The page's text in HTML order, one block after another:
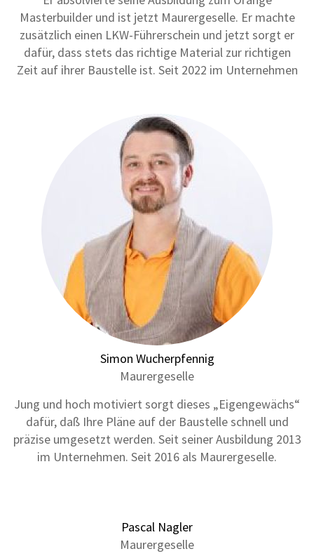
Masterbuilder und ist jetzt Maurergeselle. Er machte
zusätzlich einen LKW-Führerschein und jetzt sorgt er
dafür, dass stets das richtige Material zur richtigen
Zeit auf ihrer Baustelle ist. Seit 2022 im Unternehmen
Simon Wucherpfennig
Maurergeselle
Jung und hoch motiviert sorgt dieses „Eigengewächs“
dafür, daß Ihre Pläne auf der Baustelle schnell und
präzise umgesetzt werden. Seit seiner Ausbildung 2013
im Unternehmen. Seit 2016 als Maurergeselle.
Pascal Nagler
Maurergeselle